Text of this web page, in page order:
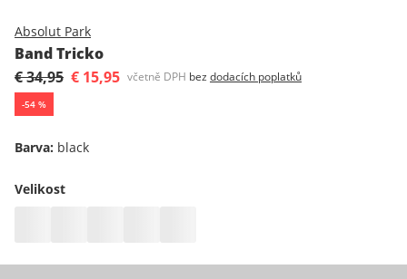
Absolut Park
Band Tricko
€ 34,95 € 15,95 včetně DPH bez dodacích poplatků
-54 %
Barva: black
Velikost